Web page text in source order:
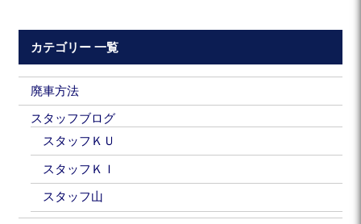
カテゴリー 一覧
廃車方法
スタッフブログ
スタッフＫＵ
スタッフＫＩ
スタッフ山